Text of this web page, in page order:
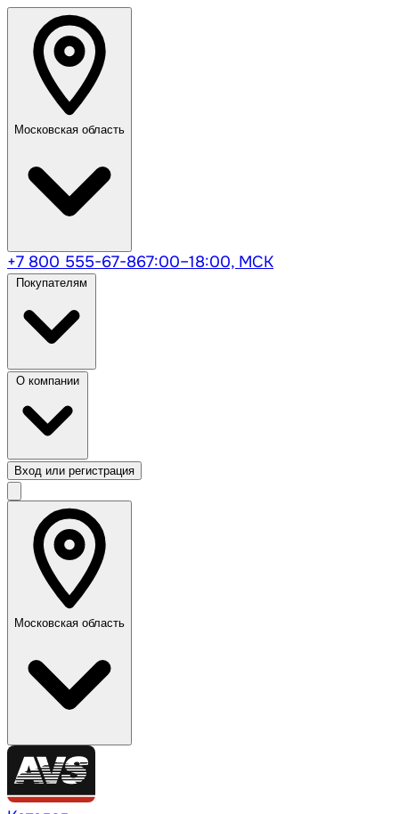
Московская область
+7 800 555-67-867:00–18:00, МСК
Вход или регистрация
Московская область